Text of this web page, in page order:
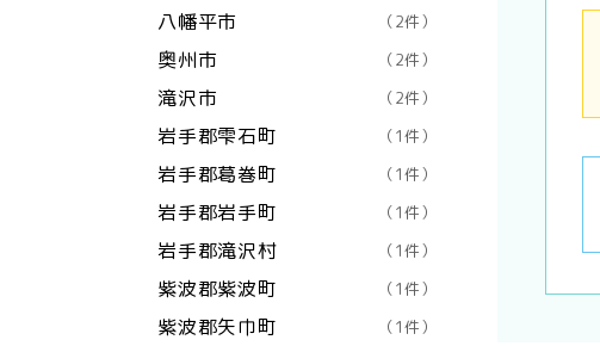
八幡平市 （2件）
奥州市 （2件）
滝沢市 （2件）
岩手郡雫石町 （1件）
岩手郡葛巻町 （1件）
岩手郡岩手町 （1件）
岩手郡滝沢村 （1件）
紫波郡紫波町 （1件）
紫波郡矢巾町 （1件）